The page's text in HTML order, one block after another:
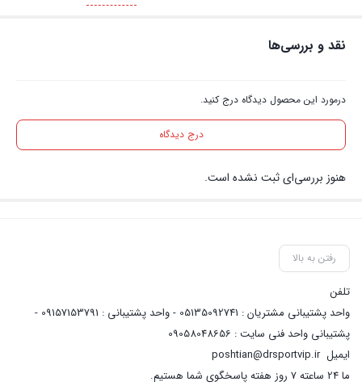
نقد و بررسی‌ها
درمورد این محصول دیدگاه درج کنید.
درج دیدگاه
هنوز بررسی‌ای ثبت نشده است.
رفتن به بالا
تلفن
واحد پشتیبانی مشتریان : 05135092741 - واحد پشتیبانی : 09157153791 -
پشتیبانی واحد فنی سایت : 09058048656
ایمیلposhtian@drsportvip.ir
ما 24 ساعته 7 روز هفته پاسخگوی شما هستیم.